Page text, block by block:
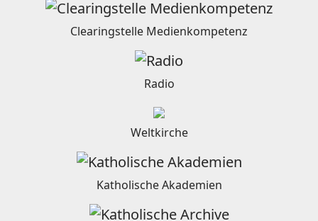
Clearingstelle Medienkompetenz
Radio
Weltkirche
Katholische Akademien